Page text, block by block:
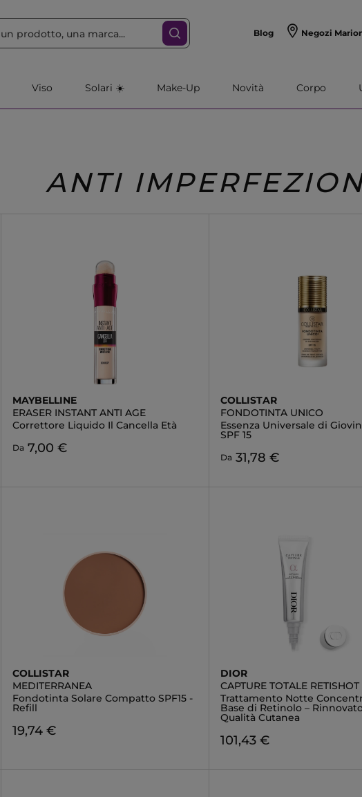
Blog Negozi
Viso Solari ☀️ Make-Up Novità Corpo
ANTI
MAYBELLINE
ERASER INSTANT ANTI AGE
Correttore Liquido Il Cancella Età
Da 7,00 €
COLLISTAR
FONDOTINTA UNICO
Essenza Universale di
SPF 15
Da 31,78 €
COLLISTAR
MEDITERRANEA
Fondotinta Solare Compatto SPF15 -
Refill
19,74 €
DIOR
CAPTURE TOTALE RETISHOT
Trattamento Notte
Base di Retinolo –
Qualità Cutanea
101,43 €